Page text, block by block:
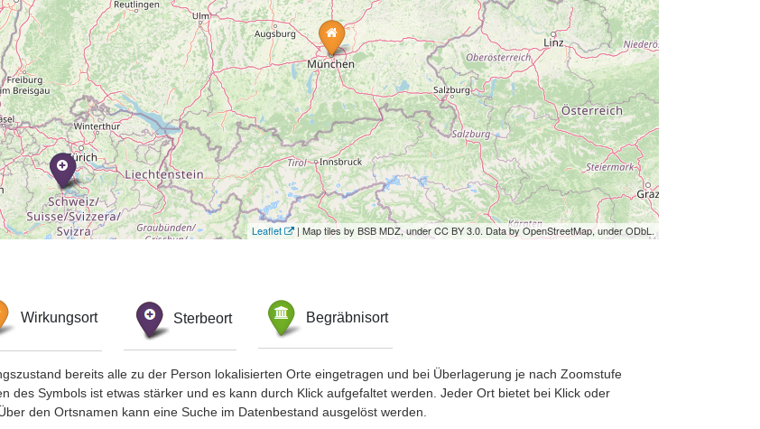
Leaflet | Map tiles by BSB MDZ, under CC BY 3.0. Data by OpenStreetMap, under ODbL.
Wirkungsort Sterbeort Begräbnisort
bereits alle zu der Person lokalisierten Orte eingetragen und bei Überlagerung je nach Zoomstufe
des Symbols ist etwas stärker und es kann durch Klick aufgefaltet werden. Jeder Ort bietet bei Klick oder
den Ortsnamen kann eine Suche im Datenbestand ausgelöst werden.